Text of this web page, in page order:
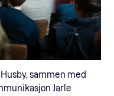
sammen med
Jarle